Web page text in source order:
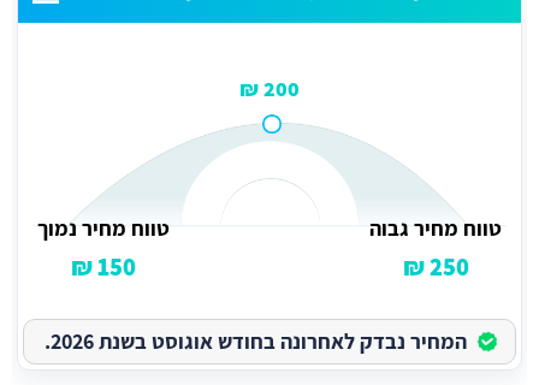
200 ₪
טווח מחיר גבוה
250 ₪
טווח מחיר נמוך
150 ₪
המחיר נבדק לאחרונה בחודש אוגוסט בשנת 2026.